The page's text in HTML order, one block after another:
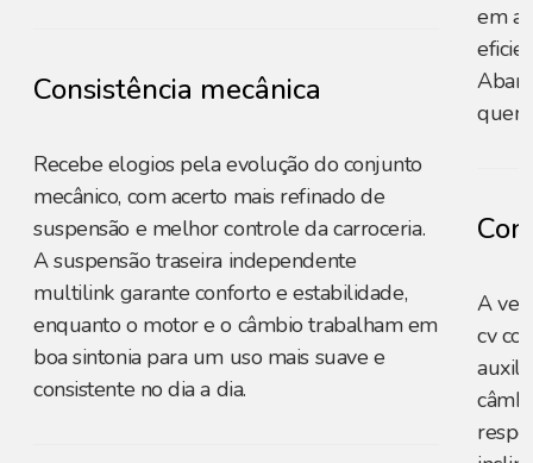
Consistência mecânica
Recebe elogios pela evolução do conjunto
mecânico, com acerto mais refinado de
suspensão e melhor controle da carroceria.
A suspensão traseira independente
multilink garante conforto e estabilidade,
enquanto o motor e o câmbio trabalham em
boa sintonia para um uso mais suave e
consistente no dia a dia.
em
A
cv